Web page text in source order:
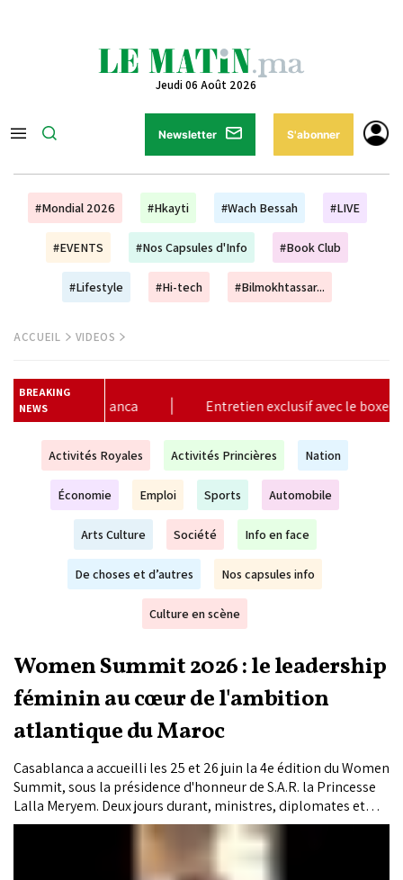
Jeudi 06 Août 2026
Newsletter S'abonner
#Mondial 2026 #Hkayti #Wach Bessah #LIVE
#EVENTS #Nos Capsules d'Info #Book Club
#Lifestyle #Hi-tech #Bilmokhtassar...
ACCUEIL VIDEOS
BREAKING
NEWS
Entretien exclusif avec le boxeur marocain Bilel Jkitou |
Activités Royales Activités Princières Nation
Économie Emploi Sports Automobile
Arts Culture Société Info en face
De choses et d’autres Nos capsules info
Culture en scène
Women Summit 2026 : le leadership
féminin au cœur de l'ambition
atlantique du Maroc
Casablanca a accueilli les 25 et 26 juin la 4e édition du Women
Summit, sous la présidence d'honneur de S.A.R. la Princesse
Lalla Meryem. Deux jours durant, ministres, diplomates et
dirigeants d'institutions publiques ont fait du leadership
féminin une pièce maîtresse de l'Initiative atlantique voulue
par S.M. le Roi Mohammed VI, et de l'accès au financement le